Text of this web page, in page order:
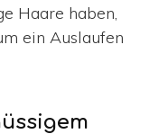
Haare haben,
ein Auslaufen